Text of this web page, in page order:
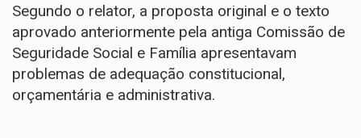
Segundo o relator, a proposta original e o texto
aprovado anteriormente pela antiga Comissão de
Seguridade Social e Família apresentavam
problemas de adequação constitucional,
orçamentária e administrativa.